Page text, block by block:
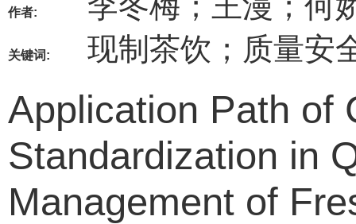
作者:
关键词: 现制茶饮；质量安
Application Path of
Standardization in
Management of